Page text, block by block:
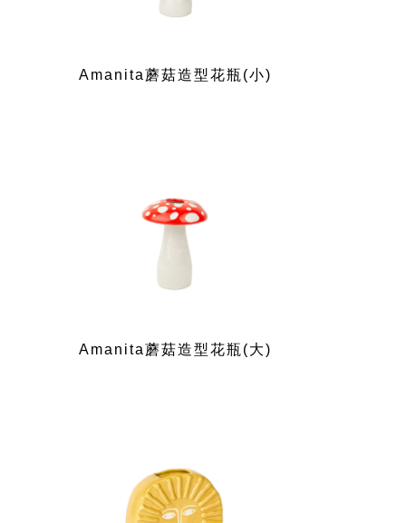
Amanita蘑菇造型花瓶(小)
Amanita蘑菇造型花瓶(大)